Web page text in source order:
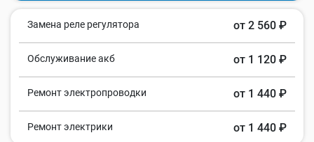
Замена реле регулятора от 2 560 ₽
Обслуживание акб от 1 120 ₽
Ремонт электропроводки от 1 440 ₽
Ремонт электрики от 1 440 ₽